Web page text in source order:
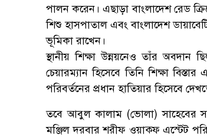
পালন করেন। এছাড়া বাংলাদেশ রেড
শিশু হাসপাতাল এবং বাংলাদেশ
ভূমিকা রাখেন।
স্থানীয় শিক্ষা উন্নয়নেও তাঁর অবদান
চেয়ারম্যান হিসেবে তিনি শিক্ষা
পরিবর্তনের প্রধান হাতিয়ার হিসেবে
তবে আবুল কালাম (ভোলা) সাহেবের
মঞ্জিল দরবার শরীফ ওয়াক্ফ এস্টেট